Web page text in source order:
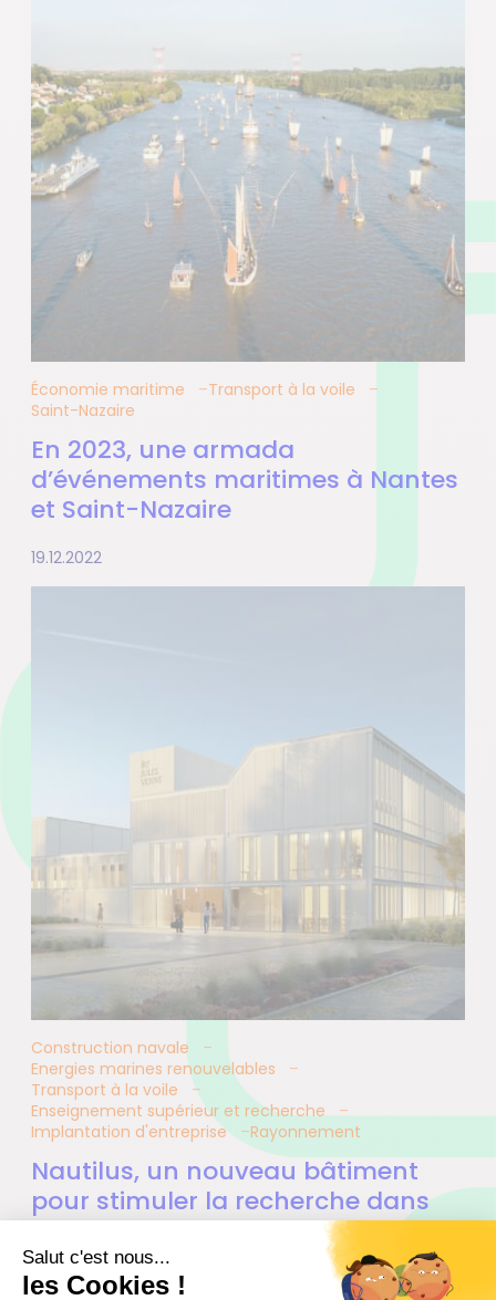
Économie maritime
Transport à la voile
Saint-Nazaire
En 2023, une armada
d’événements maritimes à Nantes
et Saint-Nazaire
19.12.2022
Construction navale
Energies marines renouvelables
Transport à la voile
Enseignement supérieur et recherche
Implantation d'entreprise
Rayonnement
Nautilus, un nouveau bâtiment
pour stimuler la recherche dans
l’industrie à Nantes
23.11.2022